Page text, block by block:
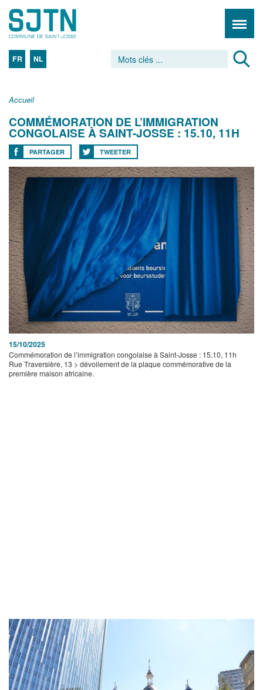
FR NL
Accueil
COMMÉMORATION DE L’IMMIGRATION
CONGOLAISE À SAINT-JOSSE : 15.10, 11H
PARTAGER TWEETER
15/10/2025
Commémoration de l’immigration congolaise à Saint-Josse : 15.10, 11h
Rue Traversière, 13 > dévoilement de la plaque commémorative de la
première maison africaine.